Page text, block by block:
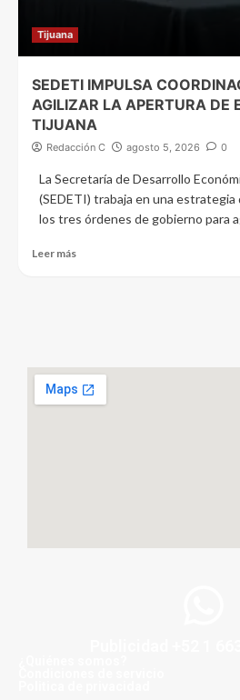
Tijuana
SEDETI IMPULSA
AGILIZAR LA APERTURA DE
TIJUANA
Redacción C agosto 5, 2026 0
La Secretaría de Desarrollo
(SEDETI) trabaja en una
los tres órdenes de gobierno para
Leer más